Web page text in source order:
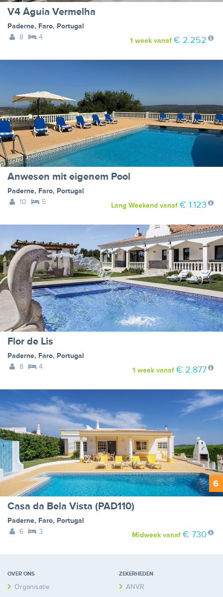
V4 Águia Vermelha
Paderne, Faro, Portugal
8
4 1 weekvanaf € 2.252
Anwesen mit eigenem Pool
Paderne, Faro, Portugal
10
5 Lang Weekendvanaf € 1.123
Flor de Lis
Paderne, Faro, Portugal
8
4 1 weekvanaf € 2.877
6
Casa da Bela Vista (PAD110)
Paderne, Faro, Portugal
6
3 Midweekvanaf € 730
OVER ONS
Organisatie
ZEKERHEDEN
ANVR